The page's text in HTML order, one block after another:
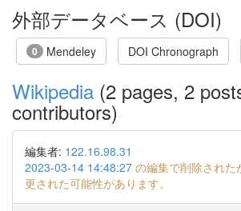
外部データベース (DOI)
0 Mendeley DOI Chronograph
Wikipedia (2 pages, 2
contributors)
編集者: 122.16.98.31
2023-03-14 14:48:27 の編集で削除された
更された可能性があります。